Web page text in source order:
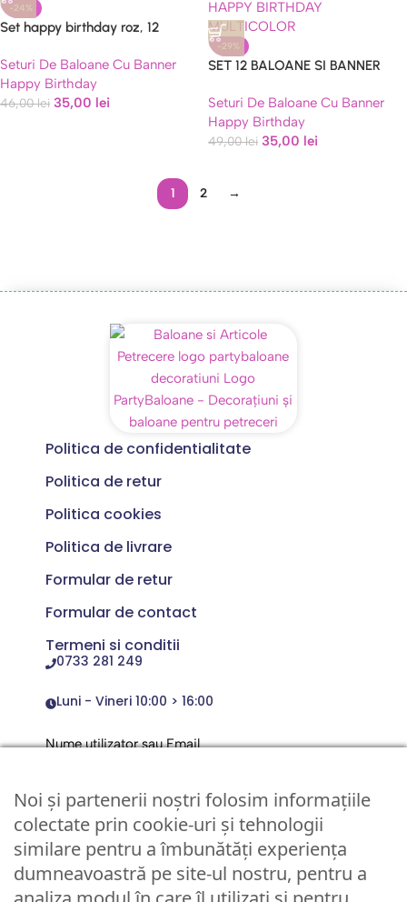
-24%
Set happy birthday roz, 12
Seturi De Baloane Cu Banner
Happy Birthday
46,00lei 35,00 lei
-29%
SET 12 BALOANE SI BANNER
Seturi De Baloane Cu Banner
Happy Birthday
49,00lei 35,00 lei
1 2 →
Politica de confidentialitate
Politica de retur
Politica cookies
Politica de livrare
Formular de retur
Formular de contact
Termeni si conditii
0733 281 249
Luni - Vineri 10:00 > 16:00
Nume utilizator sau Email
Parola
Remember Me
Noi și partenerii noștri folosim informațiile
colectate prin cookie-uri și tehnologii
similare pentru a îmbunătăți experiența
dumneavoastră pe site-ul nostru, pentru a